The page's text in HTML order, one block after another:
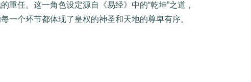
任。这一角色设定源自《易经》中的“乾坤”之道，
一个环节都体现了皇权的神圣和天地的尊卑有序。